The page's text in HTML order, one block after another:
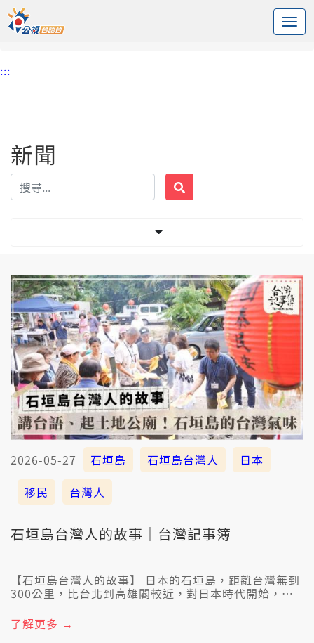
中央內容區塊
頭頁
:::
新聞
2026-05-27 石垣島 石垣島台灣人
日本
移民
台灣人
石垣島台灣人的故事｜台灣記事簿
【石垣島台灣人的故事】 日本的石垣島，距離台灣無到
300公里，比台北到高雄閣較近，對日本時代開始，就
曉講台語佮日語的石垣島台灣人，已經有第二代、甚至
第三代，in的信仰文化，也予後代合作，佇石垣島起一
了解更多 →